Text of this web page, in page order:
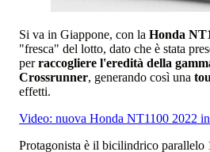
Si va in Giappone, con la Honda
"fresca" del lotto, dato che è stata
perraccogliere l'eredità della
Crossrunner, generando così una
effetti.
Video: nuova Honda NT1100 2022
Protagonista è il bicilindrico parallelo